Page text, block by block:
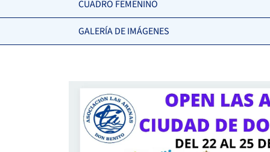
BULNES GARRORENA, F. 42
PLAZA MOLINA, S.
CUADRO FEMENINO
SANTAOLALLA RISTIC, M. 33
DIAZ GONZALEZ, L. 66
GALERÍA DE IMÁGENES